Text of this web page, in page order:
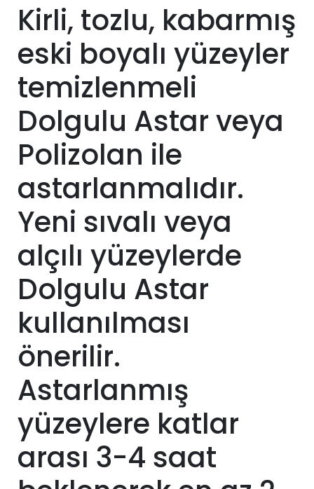
Kirli, tozlu, kabarmış
eski boyalı yüzeyler
temizlenmeli
Dolgulu Astar veya
Polizolan ile
astarlanmalıdır.
Yeni sıvalı veya
alçılı yüzeylerde
Dolgulu Astar
kullanılması
önerilir.
Astarlanmış
yüzeylere katlar
arası 3-4 saat